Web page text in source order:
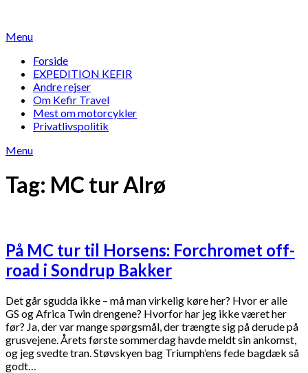
content
Menu
Forside
EXPEDITION KEFIR
Andre rejser
Om Kefir Travel
Mest om motorcykler
Privatlivspolitik
Menu
Tag: MC tur Alrø
På MC tur til Horsens: Forchromet off-
road i Sondrup Bakker
Det går sgudda ikke – må man virkelig køre her? Hvor er alle
GS og Africa Twin drengene? Hvorfor har jeg ikke været her
før? Ja, der var mange spørgsmål, der trængte sig på derude på
grusvejene. Årets første sommerdag havde meldt sin ankomst,
og jeg svedte tran. Støvskyen bag Triumph’ens fede bagdæk så
godt…